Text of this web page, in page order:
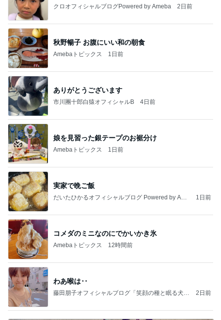
クロオフィシャルブログPowered by Ameba 2日前
秋野暢子 お腹にいい和の朝食
Amebaトピックス 1日前
ありがとうございます
市川團十郎白猿オフィシャルB 4日前
娘を見習った銀テープのお裾分け
Amebaトピックス 1日前
実家で晩ご飯
だいたひかるオフィシャルブログ Powered by Ame
1日前
コメダのミニなのにでかいかき氷
Amebaトピックス 12時間前
わあ喉は‥
藤田朋子オフィシャルブログ「笑顔の種と眠る犬」
2日前